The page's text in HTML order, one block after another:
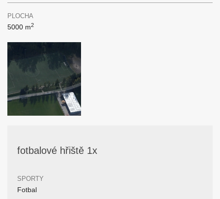
PLOCHA
5000 m2
fotbalové hřiště 1x
SPORTY
Fotbal